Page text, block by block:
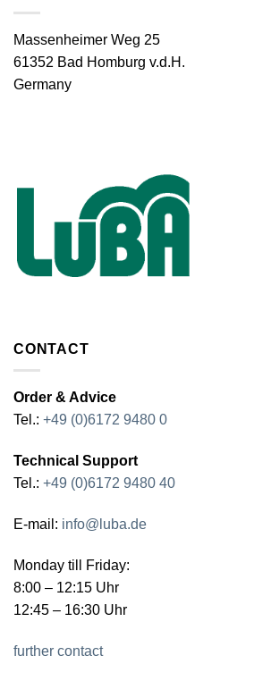
Massenheimer Weg 25
61352 Bad Homburg v.d.H.
Germany
CONTACT
Order & Advice
Tel.: +49 (0)6172 9480 0
Technical Support
Tel.: +49 (0)6172 9480 40
E-mail: info@luba.de
Monday till Friday:
8:00 – 12:15 Uhr
12:45 – 16:30 Uhr
further contact